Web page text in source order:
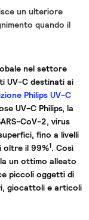
un ulteriore
quando il
nel settore
UV-C destinati ai
Philips UV-C
UV-C Philips, la
CoV-2, virus
fino a livelli
oltre il 99%1. Così
un ottimo alleato
piccoli oggetti di
giocattoli e articoli